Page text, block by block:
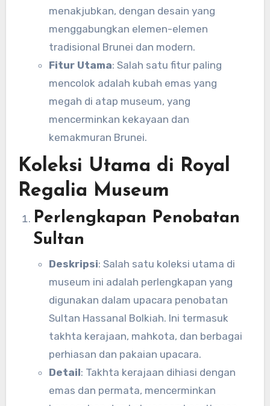
menakjubkan, dengan desain yang
menggabungkan elemen-elemen
tradisional Brunei dan modern.
Fitur Utama: Salah satu fitur paling
mencolok adalah kubah emas yang
megah di atap museum, yang
mencerminkan kekayaan dan
kemakmuran Brunei.
Koleksi Utama di Royal
Regalia Museum
Perlengkapan Penobatan
Sultan
Deskripsi: Salah satu koleksi utama di
museum ini adalah perlengkapan yang
digunakan dalam upacara penobatan
Sultan Hassanal Bolkiah. Ini termasuk
takhta kerajaan, mahkota, dan berbagai
perhiasan dan pakaian upacara.
Detail: Takhta kerajaan dihiasi dengan
emas dan permata, mencerminkan